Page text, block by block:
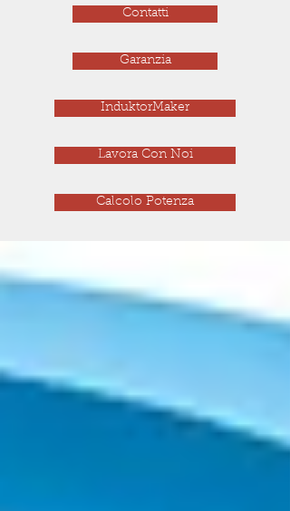
Contatti
Garanzia
InduktorMaker
Lavora Con Noi
Calcolo Potenza